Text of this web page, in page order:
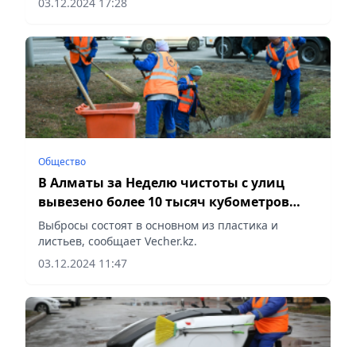
Общество
В Алматы за Неделю чистоты с улиц
вывезено более 10 тысяч кубометров
мусора
Выбросы состоят в основном из пластика и
листьев, сообщает Vecher.kz.
03.12.2024 11:47